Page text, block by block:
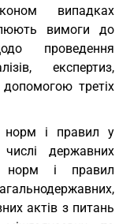
випадках
вимоги до
проведення
експертиз,
третіх
норм і правил у
державних
норм і правил
актів з питань